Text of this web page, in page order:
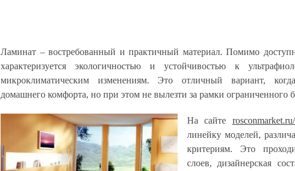
Ламинат – востребованный и практичный материал. Помимо
характеризуется экологичностью и устойчивостью к
микроклиматическим изменениям. Это отличный вариант,
домашнего комфорта, но при этом не вылезти за рамки ограниченного
На сайте
линейку моделей,
критериям. Это
слоев, дизайнерская